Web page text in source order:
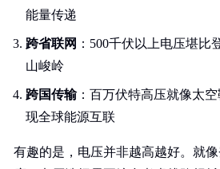
能量传递
跨省联网 ：500千伏以上电压堪比
山峻岭
跨国传输：百万伏特高压就像太
现全球能源互联
有趣的是，电压并非越高越好。就